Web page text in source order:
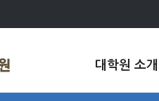
대학원 소개